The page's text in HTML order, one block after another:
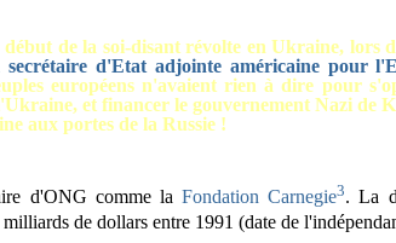
de la soi-disant révolte en Ukraine, lors
d'Etat adjointe américaine pour
européens n'avaient rien à dire pour
et financer le gouvernement Nazi
aux portes de la Russie !
d'ONG comme laFondation Carnegie3. La
de dollars entre 1991 (date de